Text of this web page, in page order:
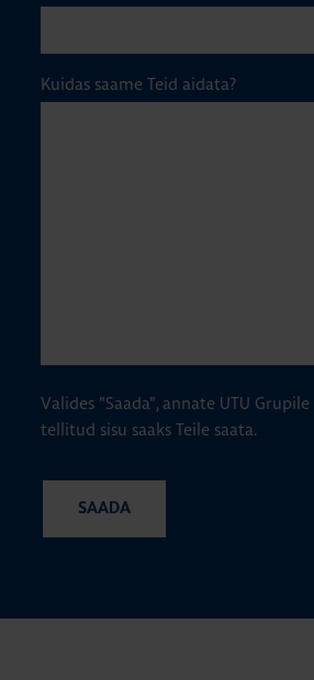
Kuidas saame Teid aidata?
Valides "Saada", annate UTU
tellitud sisu saaks Teile saata.